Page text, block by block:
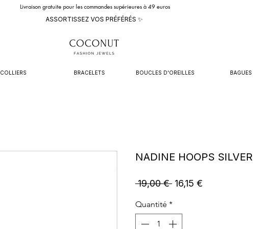
Livraison gratuite pour les commandes supérieures à 49 euros
ASSORTISSEZ VOS PRÉFÉRÉS ✨
COLLIERS BRACELETS BOUCLES D'OREILLES BAGUES
NADINE HOOPS SILVER
19,00 € Prix
16,15 €
Quantité *